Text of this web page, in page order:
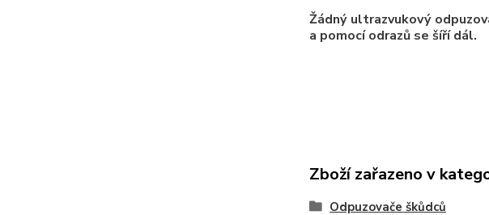
Žádný ultrazvukový
a pomocí odrazů se šíří dál.
Zboží zařazeno v
Odpuzovače škůdců